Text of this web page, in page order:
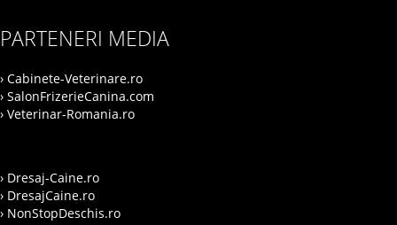
PARTENERI MEDIA
› Cabinete-Veterinare.ro
› SalonFrizerieCanina.com
› Veterinar-Romania.ro
› Dresaj-Caine.ro
› DresajCaine.ro
› NonStopDeschis.ro